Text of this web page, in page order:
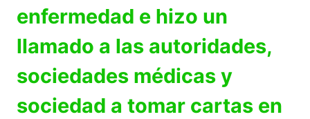
enfermedad e hizo un
llamado a las autoridades,
sociedades médicas y
sociedad a tomar cartas en